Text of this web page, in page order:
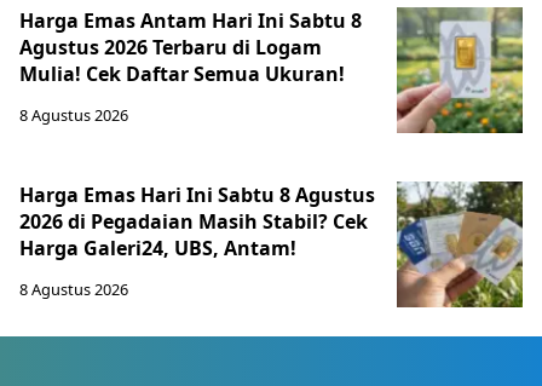
Harga Emas Antam Hari Ini Sabtu 8
Agustus 2026 Terbaru di Logam
Mulia! Cek Daftar Semua Ukuran!
8 Agustus 2026
Harga Emas Hari Ini Sabtu 8 Agustus
2026 di Pegadaian Masih Stabil? Cek
Harga Galeri24, UBS, Antam!
8 Agustus 2026